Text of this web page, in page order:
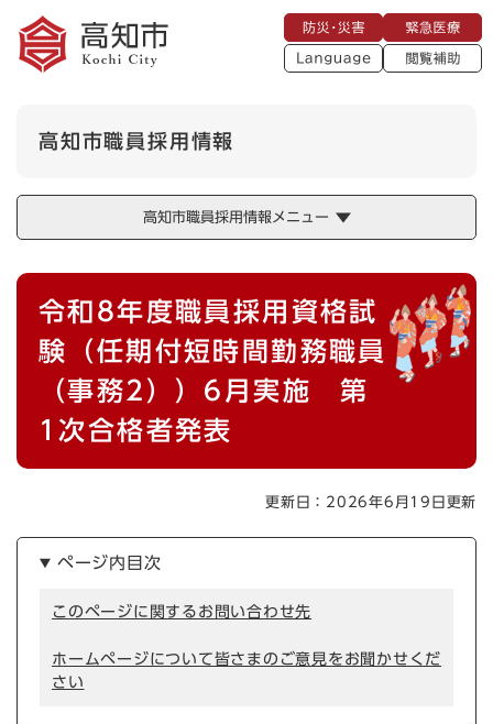
メニューを飛ばして本文へ
災
・
災
急
医
療
L
a
閲
高知市職員採用情報
高知市職員採用情報メニュー
本
令和8年度職員採用資格試
験（任期付短時間勤務職員
（事務2））6月実施 第
1次合格者発表
更新日：2026年6月19日更新
ページ内目次
このページに関するお問い合わせ先
ホームページについて皆さまのご意見をお聞かせくだ
さい